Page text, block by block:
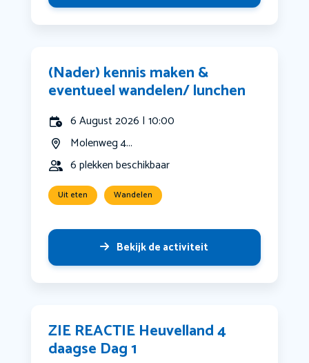
(Nader) kennis maken &
eventueel wandelen/ lunchen
6 August 2026 | 10:00
Molenweg 4...
6 plekken beschikbaar
Uit eten Wandelen
Bekijk de activiteit
ZIE REACTIE Heuvelland 4
daagse Dag 1